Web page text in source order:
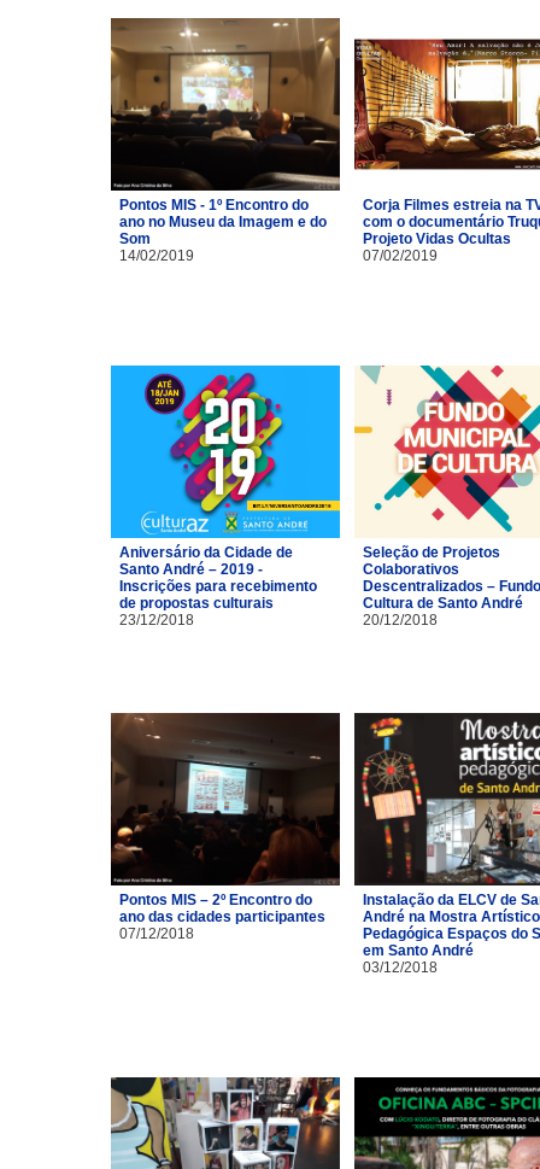
Pontos MIS - 1º Encontro do
ano no Museu da Imagem e do
Som
14/02/2019
Corja Filmes estreia na
com o documentário
Projeto Vidas Ocultas
07/02/2019
Aniversário da Cidade de
Santo André – 2019 -
Inscrições para recebimento
de propostas culturais
23/12/2018
Seleção de Projetos
Colaborativos
Descentralizados –
Cultura de Santo André
20/12/2018
Pontos MIS – 2º Encontro do
ano das cidades participantes
07/12/2018
Instalação da ELCV de
André na Mostra
Pedagógica Espaços do
em Santo André
03/12/2018